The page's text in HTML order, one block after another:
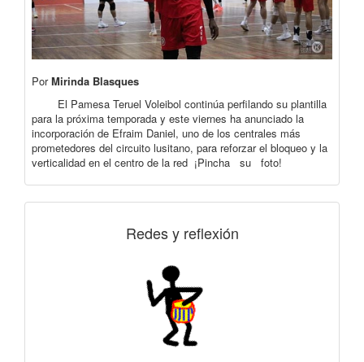
PorMirinda Blasques
El Pamesa Teruel Voleibol continúa perfilando su plantilla
para la próxima temporada y este viernes ha anunciado la
incorporación de Efraim Daniel, uno de los centrales más
prometedores del circuito lusitano, para reforzar el bloqueo y la
verticalidad en el centro de la red ¡Pincha su foto!
Redes y reflexión